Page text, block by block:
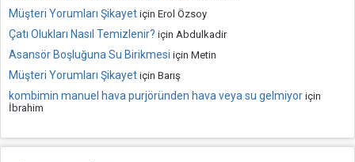
Müşteri Yorumları Şikayet için Erol Özsoy
Çatı Olukları Nasıl Temizlenir? için Abdulkadir
Asansör Boşluğuna Su Birikmesi için Metin
Müşteri Yorumları Şikayet için Barış
kombimin manuel hava purjöründen hava veya su gelmiyor için
İbrahim